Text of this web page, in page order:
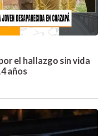
el hallazgo sin vida
años